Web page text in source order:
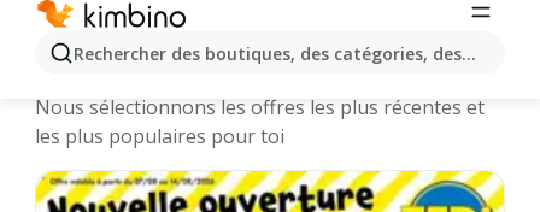
Rechercher des boutiques, des catégories, des
Marcoussis || Catalogues et
Nous sélectionnons les offres les plus récentes et
les plus populaires pour toi